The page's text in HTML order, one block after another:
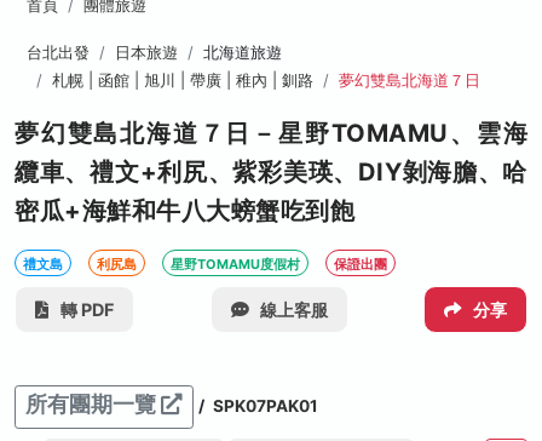
首頁 團體旅遊
台北出發 日本旅遊
北海道旅遊
札幌 | 函館 | 旭川 | 帶廣 | 稚內 | 釧路
夢幻雙島北海道７日
夢幻雙島北海道７日－星野TOMAMU、雲海
纜車、禮文+利尻、紫彩美瑛、DIY剝海膽、哈
密瓜+海鮮和牛八大螃蟹吃到飽
禮文島 利尻島 星野TOMAMU度假村 保證出團
轉 PDF 線上客服 分享
所有團期一覽 / SPK07PAK01